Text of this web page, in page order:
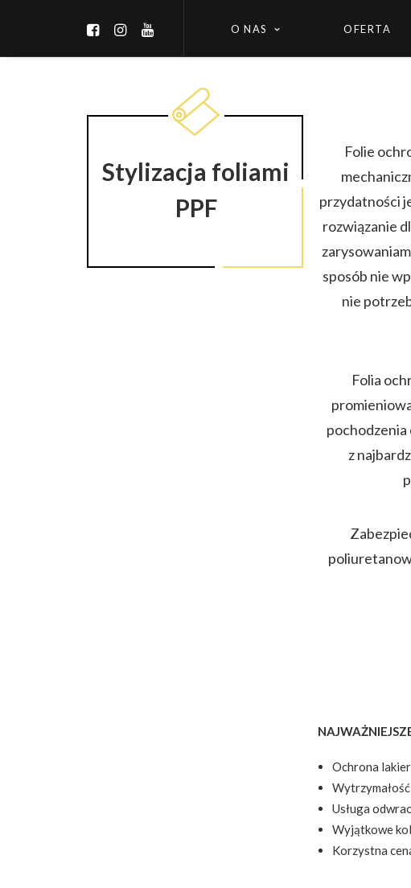
O NAS OFERTA
Stylizacja foliami
PPF
Folie
przydatności
rozwiązanie
sposób nie
nie
Folia
pochodzenia
z
Ochrona
Usługa
Wyjątkowe
Korzystna